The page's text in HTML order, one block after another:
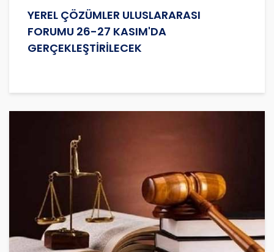
YEREL ÇÖZÜMLER ULUSLARARASI
FORUMU 26-27 KASIM'DA
GERÇEKLEŞTİRİLECEK